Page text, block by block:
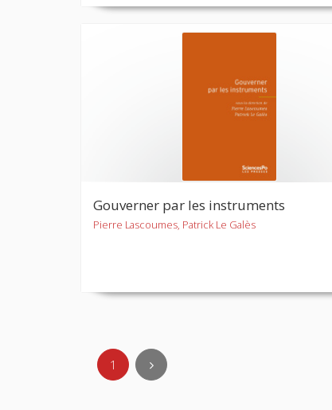
Gouverner par les instruments
Pierre Lascoumes, Patrick Le Galès
1